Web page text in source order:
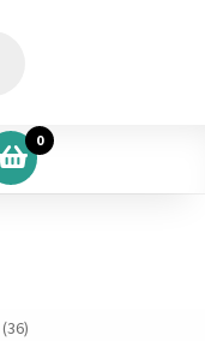
0
(36)